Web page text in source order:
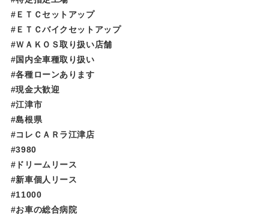
#ＥＴＣセットアップ
#ＥＴＣバイクセットアップ
#ＷＡＫＯＳ取り扱い店舗
#国内全車種取り扱い
#各種ローンあります
#現金大歓迎
#江津市
#島根県
#コレＣＡＲラ江津店
#3980
#ドリームリース
#新車個人リース
#11000
#お車の総合病院